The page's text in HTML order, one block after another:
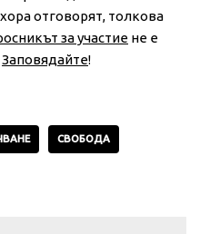
отговорят, толкова
за участие не е
Заповядайте!
СВОБОДА